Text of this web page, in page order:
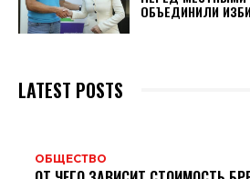
ОБЪЕДИНИЛИ
LATEST POSTS
ОБЩЕСТВО